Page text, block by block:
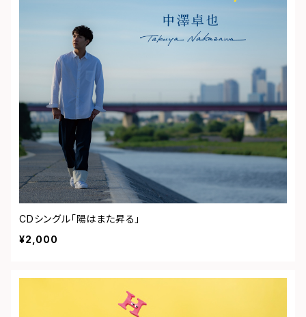
CDシングル「陽はまた昇る」
¥2,000